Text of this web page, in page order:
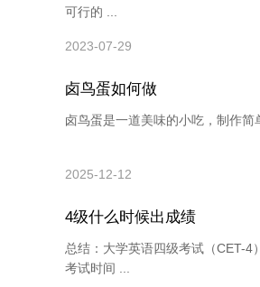
可行的 ...
2023-07-29
卤鸟蛋如何做
卤鸟蛋是一道美味的小吃，制作
2025-12-12
4级什么时候出成绩
总结：大学英语四级考试（CET-4
考试时间 ...